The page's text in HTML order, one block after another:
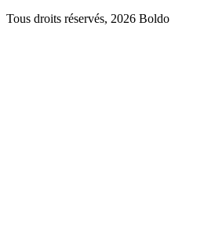
Tous droits réservés, 2026 Boldo